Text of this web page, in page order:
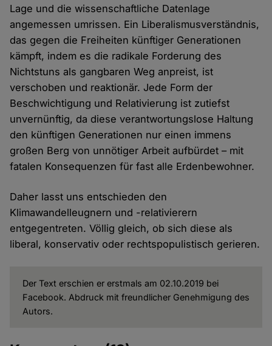
Lage und die wissenschaftliche Datenlage
angemessen umrissen. Ein Liberalismusverständnis,
das gegen die Freiheiten künftiger Generationen
kämpft, indem es die radikale Forderung des
Nichtstuns als gangbaren Weg anpreist, ist
verschoben und reaktionär. Jede Form der
Beschwichtigung und Relativierung ist zutiefst
unvernünftig, da diese verantwortungslose Haltung
den künftigen Generationen nur einen immens
großen Berg von unnötiger Arbeit aufbürdet – mit
fatalen Konsequenzen für fast alle Erdenbewohner.
Daher lasst uns entschieden den
Klimawandelleugnern und -relativierern
entgegentreten. Völlig gleich, ob sich diese als
liberal, konservativ oder rechtspopulistisch gerieren.
Der Text erschien er erstmals am 02.10.2019 bei
Facebook. Abdruck mit freundlicher Genehmigung des
Autors.